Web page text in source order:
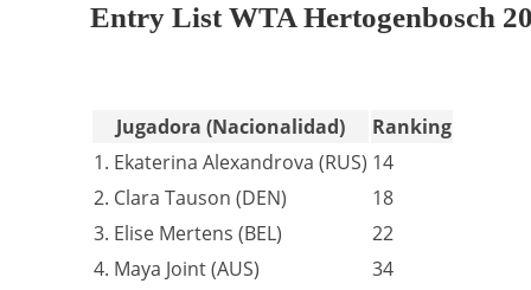
Entry List WTA Hertogenbosch
Jugadora (Nacionalidad)
Ranking
1. Ekaterina Alexandrova (RUS) 14
2. Clara Tauson (DEN)
18
3. Elise Mertens (BEL)
22
4. Maya Joint (AUS)
34